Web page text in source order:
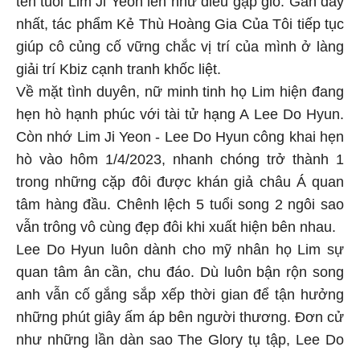
nhất, tác phẩm Kẻ Thù Hoàng Gia Của Tôi tiếp tục
giúp cô củng cố vững chắc vị trí của mình ở làng
giải trí Kbiz cạnh tranh khốc liệt.
Về mặt tình duyên, nữ minh tinh họ Lim hiện đang
hẹn hò hạnh phúc với tài tử hạng A Lee Do Hyun.
Còn nhớ Lim Ji Yeon - Lee Do Hyun công khai hẹn
hò vào hôm 1/4/2023, nhanh chóng trở thành 1
trong những cặp đôi được khán giả châu Á quan
tâm hàng đầu. Chênh lệch 5 tuổi song 2 ngôi sao
vẫn trông vô cùng đẹp đôi khi xuất hiện bên nhau.
Lee Do Hyun luôn dành cho mỹ nhân họ Lim sự
quan tâm ân cần, chu đáo. Dù luôn bận rộn song
anh vẫn cố gắng sắp xếp thời gian để tận hưởng
những phút giây ấm áp bên người thương. Đơn cử
như những lần dàn sao The Glory tụ tập, Lee Do